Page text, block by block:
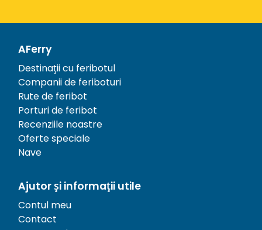
AFerry
Destinații cu feribotul
Companii de feriboturi
Rute de feribot
Porturi de feribot
Recenziile noastre
Oferte speciale
Nave
Ajutor și informații utile
Contul meu
Contact